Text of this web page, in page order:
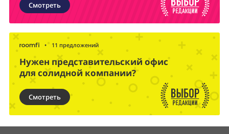
Смотреть
• 11 предложений
Нужен представительский офис
для солидной компании?
Смотреть